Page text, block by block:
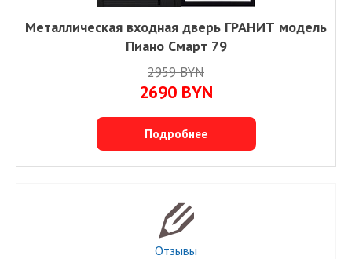
Металлическая входная дверь ГРАНИТ модель
Пиано Смарт 79
2959 BYN
2690 BYN
Подробнее
Отзывы